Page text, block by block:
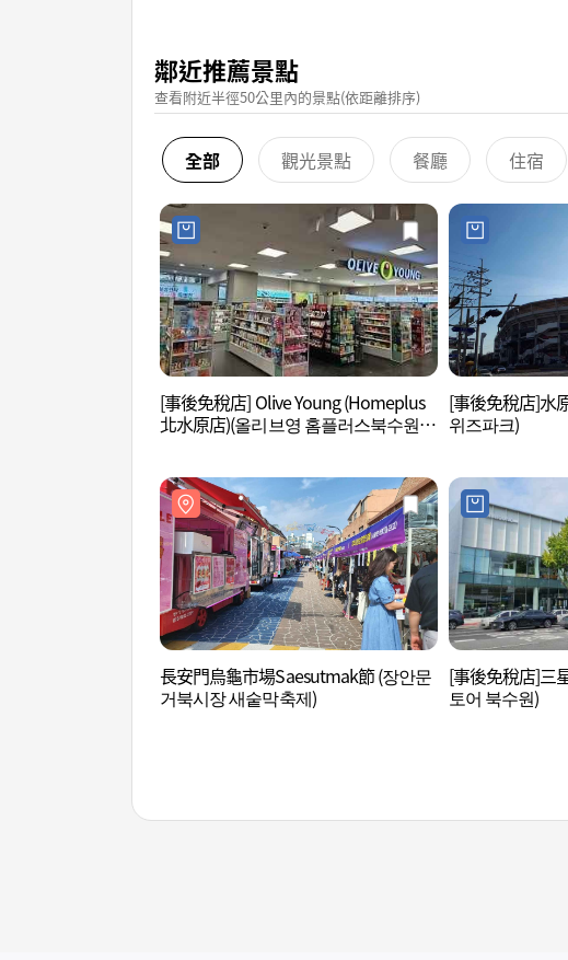
鄰近推薦景點
查看附近半徑50公里內的景點(依距離排序)
全部 觀光景點 餐廳 住宿
[事後免稅店] Olive Young (Homeplus
北水原店)(올리브영 홈플러스북수원
[事後免稅店]水
위즈파크)
長安門烏龜市場Saesutmak節 (장안문
거북시장 새숱막축제)
[事後免稅店]三
토어 북수원)